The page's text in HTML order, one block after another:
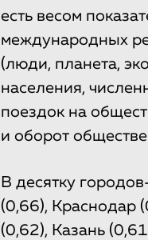
есть весом
международных
(люди, планета,
населения,
поездок на
и оборот
В десятку
(0,66), Краснодар
(0,62), Казань